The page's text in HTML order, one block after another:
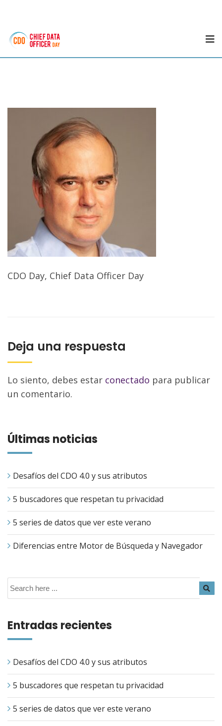
CDO Day, Chief Data Officer Day
Deja una respuesta
Lo siento, debes estar conectado para publicar
un comentario.
Últimas noticias
Desafíos del CDO 4.0 y sus atributos
5 buscadores que respetan tu privacidad
5 series de datos que ver este verano
Diferencias entre Motor de Búsqueda y Navegador
Entradas recientes
Desafíos del CDO 4.0 y sus atributos
5 buscadores que respetan tu privacidad
5 series de datos que ver este verano